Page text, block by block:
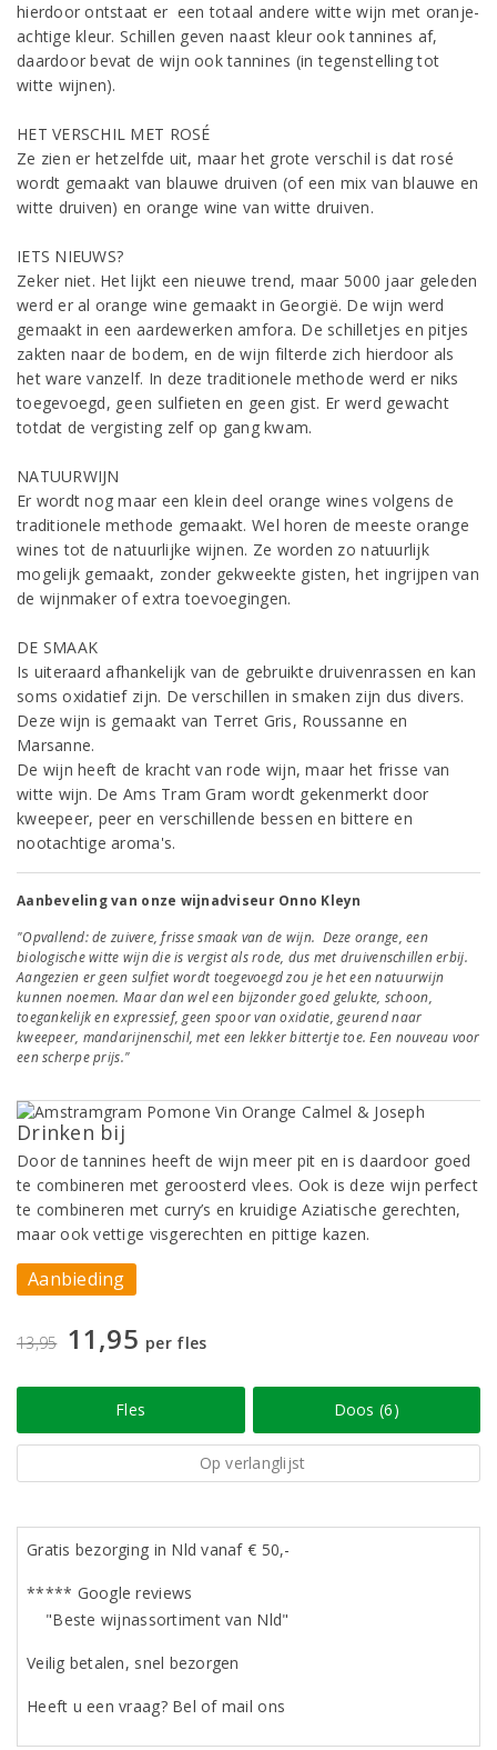
hierdoor ontstaat er een totaal andere witte wijn met oranje-
achtige kleur. Schillen geven naast kleur ook tannines af,
daardoor bevat de wijn ook tannines (in tegenstelling tot
witte wijnen).
HET VERSCHIL MET ROSÉ
Ze zien er hetzelfde uit, maar het grote verschil is dat rosé
wordt gemaakt van blauwe druiven (of een mix van blauwe en
witte druiven) en orange wine van witte druiven.
IETS NIEUWS?
Zeker niet. Het lijkt een nieuwe trend, maar 5000 jaar geleden
werd er al orange wine gemaakt in Georgië. De wijn werd
gemaakt in een aardewerken amfora. De schilletjes en pitjes
zakten naar de bodem, en de wijn filterde zich hierdoor als
het ware vanzelf. In deze traditionele methode werd er niks
toegevoegd, geen sulfieten en geen gist. Er werd gewacht
totdat de vergisting zelf op gang kwam.
NATUURWIJN
Er wordt nog maar een klein deel orange wines volgens de
traditionele methode gemaakt. Wel horen de meeste orange
wines tot de natuurlijke wijnen. Ze worden zo natuurlijk
mogelijk gemaakt, zonder gekweekte gisten, het ingrijpen van
de wijnmaker of extra toevoegingen.
DE SMAAK
Is uiteraard afhankelijk van de gebruikte druivenrassen en kan
soms oxidatief zijn. De verschillen in smaken zijn dus divers.
Deze wijn is gemaakt van Terret Gris, Roussanne en
Marsanne.
De wijn heeft de kracht van rode wijn, maar het frisse van
witte wijn. De Ams Tram Gram wordt gekenmerkt door
kweepeer, peer en verschillende bessen en bittere en
nootachtige aroma's.
Aanbeveling van onze wijnadviseur Onno Kleyn
"Opvallend: de zuivere, frisse smaak van de wijn. Deze orange, een
biologische witte wijn die is vergist als rode, dus met druivenschillen erbij.
Aangezien er geen sulfiet wordt toegevoegd zou je het een natuurwijn
kunnen noemen. Maar dan wel een bijzonder goed gelukte, schoon,
toegankelijk en expressief, geen spoor van oxidatie, geurend naar
kweepeer, mandarijnenschil, met een lekker bittertje toe. Een nouveau voor
een scherpe prijs."
Drinken bij
Door de tannines heeft de wijn meer pit en is daardoor goed
te combineren met geroosterd vlees. Ook is deze wijn perfect
te combineren met curry’s en kruidige Aziatische gerechten,
maar ook vettige visgerechten en pittige kazen.
Aanbieding
13,95 11,95 per fles
Fles Doos (6)
Op verlanglijst
Gratis bezorging in Nld vanaf € 50,-
***** Google reviews
"Beste wijnassortiment van Nld"
Veilig betalen, snel bezorgen
Heeft u een vraag? Bel of mail ons